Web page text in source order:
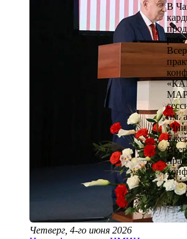
В
им.
Четверг, 4-го июня 2026